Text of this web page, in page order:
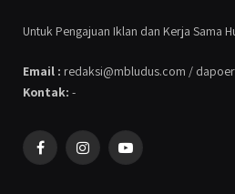
Untuk Pengajuan Iklan dan Kerja Sama
Email : redaksi@mbludus.com /
Kontak: -
FacebookInstagramYouTube